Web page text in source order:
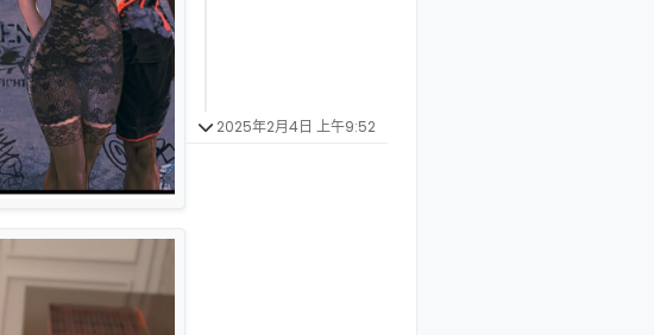
2025年2月4日 上午9:52